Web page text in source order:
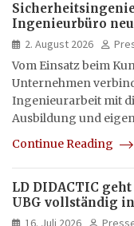
Ingenieurbüro
hybrid und
2. August 2026
Vom Einsatz beim
Unternehmen
Ingenieurarbeit mit
Ausbildung und
Continue Reading
LD DIDACTIC
UBG vollständig
16. Juli 2026